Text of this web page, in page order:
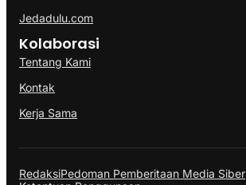
Jedadulu.com
Kolaborasi
Tentang Kami
Kontak
Kerja Sama
RedaksiPedoman Pemberitaan Media Siber